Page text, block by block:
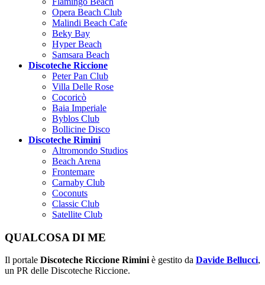
Opera Beach Club
Malindi Beach Cafe
Beky Bay
Hyper Beach
Samsara Beach
Discoteche Riccione
Peter Pan Club
Villa Delle Rose
Cocoricò
Baia Imperiale
Byblos Club
Bollicine Disco
Discoteche Rimini
Altromondo Studios
Beach Arena
Frontemare
Carnaby Club
Coconuts
Classic Club
Satellite Club
QUALCOSA DI ME
Il portale Discoteche Riccione Riminiè gestito da Davide Bellucci,
un PR delle Discoteche Riccione.